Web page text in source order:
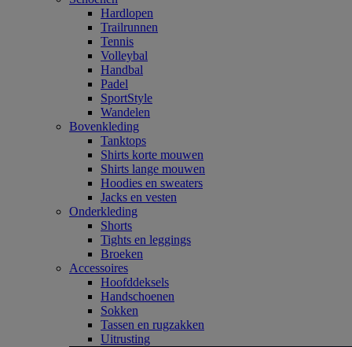
Hardlopen
Trailrunnen
Tennis
Volleybal
Handbal
Padel
SportStyle
Wandelen
Bovenkleding
Tanktops
Shirts korte mouwen
Shirts lange mouwen
Hoodies en sweaters
Jacks en vesten
Onderkleding
Shorts
Tights en leggings
Broeken
Accessoires
Hoofddeksels
Handschoenen
Sokken
Tassen en rugzakken
Uitrusting